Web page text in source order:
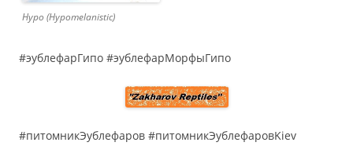
Hypo (Hypomelanistic)
#эублефарГипо #эублефарМорфыГипо
#питомникЭублефаров #питомникЭублефаровKiev